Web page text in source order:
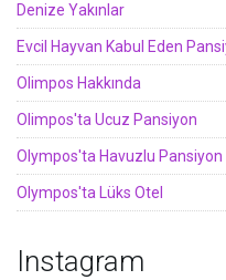
Denize Yakınlar
Evcil Hayvan Kabul Eden
Olimpos Hakkında
Olimpos'ta Ucuz Pansiyon
Olympos'ta Havuzlu Pansiyon
Olympos'ta Lüks Otel
Instagram